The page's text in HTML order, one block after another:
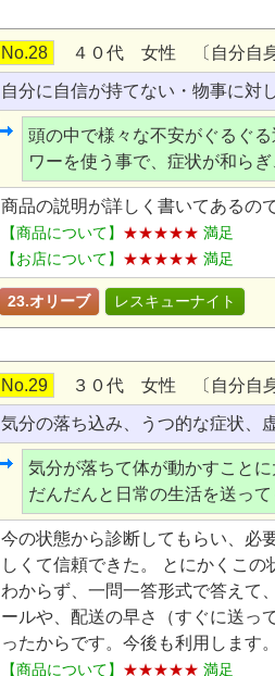
No.28 ４０代 女性 〔自分
自分に自信が持てない・物事に対
頭の中で様々な不安がぐるぐ
ワーを使う事で、症状が和ら
商品の説明が詳しく書いてあるの
【商品について】 ★★★★★ 満足
【お店について】 ★★★★★ 満足
23.オリーブ レスキューナイト
No.29 ３０代 女性 〔自分
気分の落ち込み、うつ的な症状、
気分が落ちて体が動かすこと
だんだんと日常の生活を送っ
今の状態から診断してもらい、必
しくて信頼できた。 とにかくこ
わからず、一問一答形式で答えて
ールや、配送の早さ（すぐに送っ
ったからです。今後も利用します。
【商品について】 ★★★★★ 満足